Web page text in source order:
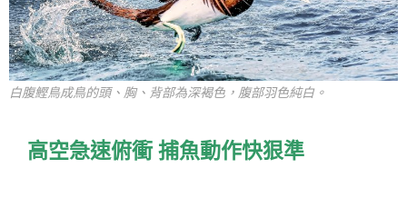
白腹鰹鳥成鳥的頭、胸、背部為深褐色，腹部羽色純白。
高空急速俯衝 捕魚動作快狠準